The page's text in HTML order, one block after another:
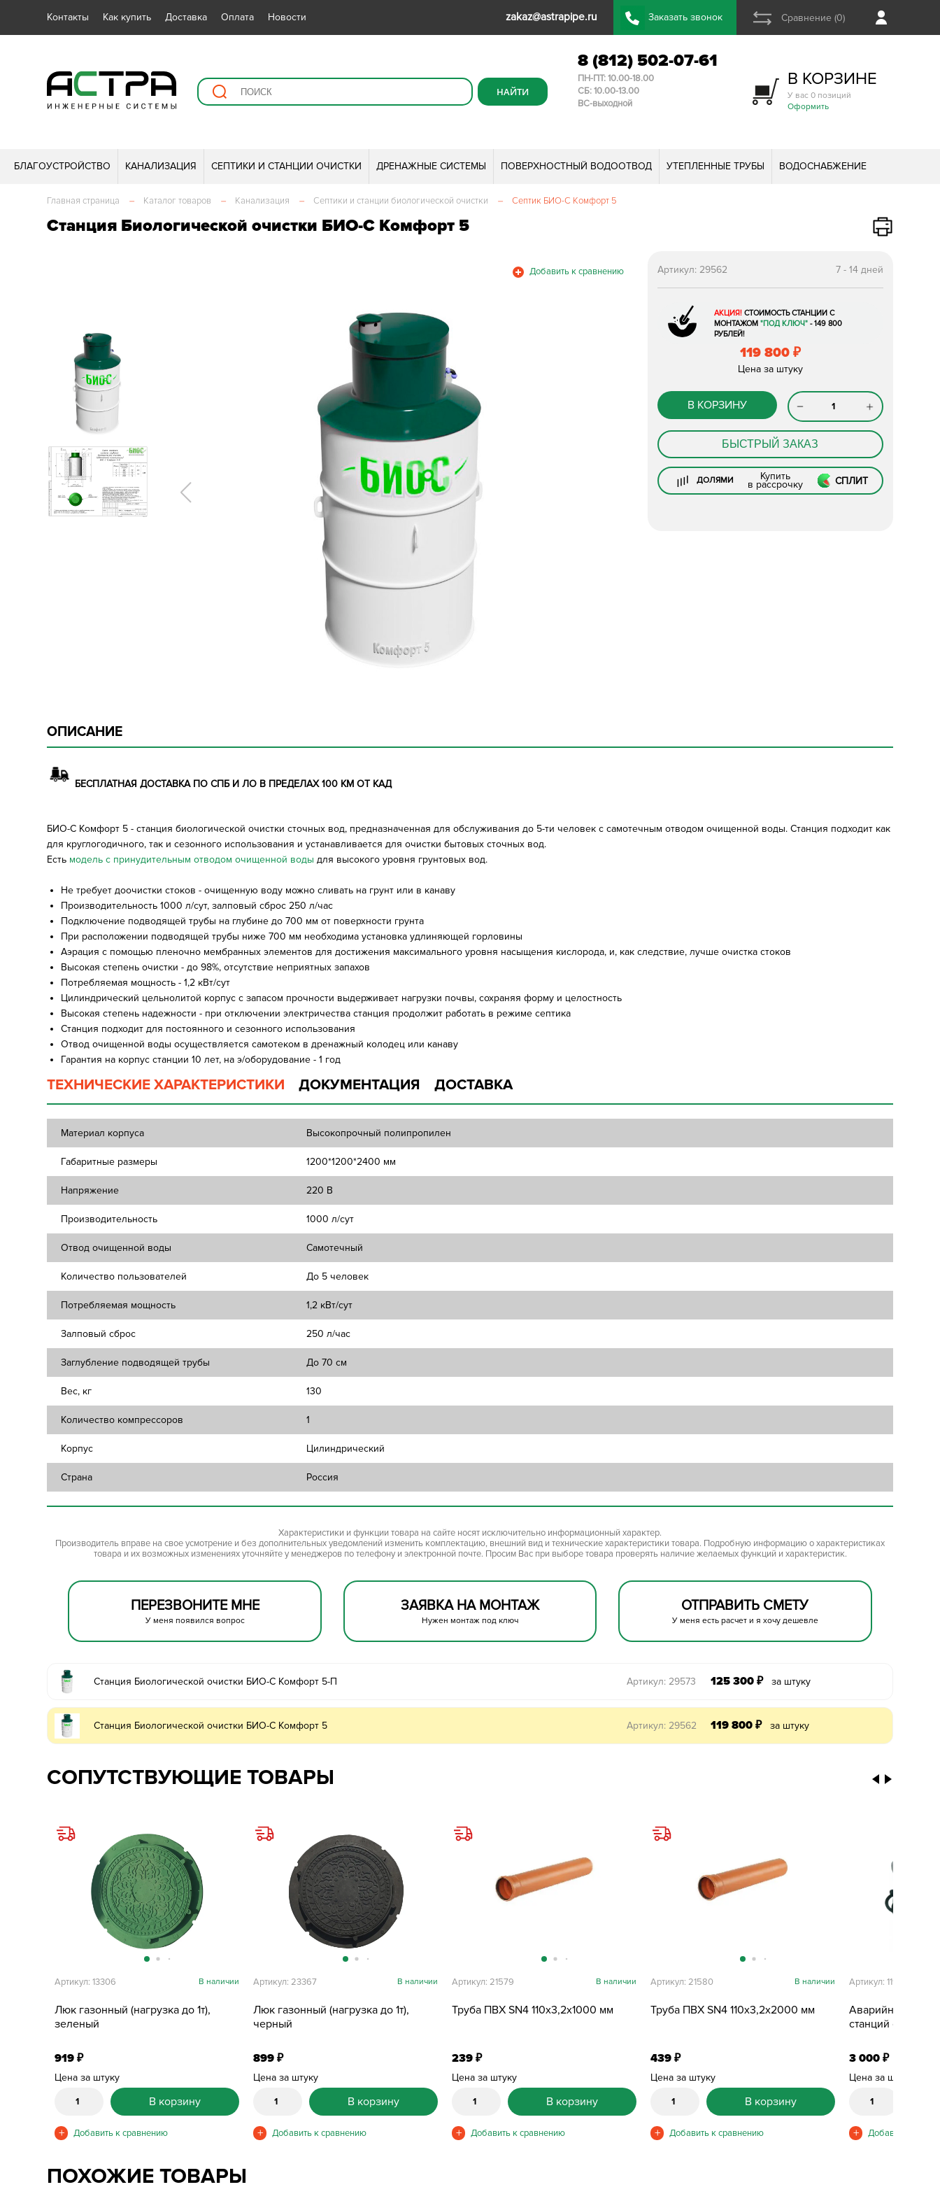
Контакты Как купить Доставка Оплата Новости zakaz@astrapipe.ru Заказать звонок Сравнение (0)
8 (812) 502-07-61
ПН-ПТ: 10.00-18.00
СБ: 10.00-13.00
ВС-выходной
В КОРЗИНЕ
У вас 0 позиций
Оформить
БЛАГОУСТРОЙСТВО КАНАЛИЗАЦИЯ СЕПТИКИ И СТАНЦИИ ОЧИСТКИ ДРЕНАЖНЫЕ СИСТЕМЫ ПОВЕРХНОСТНЫЙ ВОДООТВОД УТЕПЛЕННЫЕ ТРУБЫ ВОДОСНАБЖЕНИЕ
Главная страница – Каталог товаров – Канализация – Септики и станции биологической очистки – Септик БИО-С Комфорт 5
Станция Биологической очистки БИО-С Комфорт 5
7 - 14 дней
Артикул:29562
АКЦИЯ! СТОИМОСТЬ СТАНЦИИ С
МОНТАЖОМ "ПОД КЛЮЧ"- 149 800
РУБЛЕЙ!
119 800 ₽
Цена за штуку
В КОРЗИНУ
БЫСТРЫЙ ЗАКАЗ
ДОЛЯМИ Купить
в рассрочку СПЛИТ
ОПИСАНИЕ
БЕСПЛАТНАЯ ДОСТАВКА ПО СПБ И ЛО В ПРЕДЕЛАХ 100 КМ ОТ КАД
БИО-С Комфорт 5 - станция биологической очистки сточных вод, предназначенная для обслуживания до 5-ти человек с самотечным отводом очищенной воды. Станция подходит как
для круглогодичного, так и сезонного использования и устанавливается для очистки бытовых сточных вод.
Есть модель с принудительным отводом очищенной воды для высокого уровня грунтовых вод.
Не требует доочистки стоков - очищенную воду можно сливать на грунт или в канаву
Производительность 1000 л/сут, залповый сброс 250 л/час
Подключение подводящей трубы на глубине до 700 мм от поверхности грунта
При расположении подводящей трубы ниже 700 мм необходима установка удлиняющей горловины
Аэрация с помощью пленочно мембранных элементов для достижения максимального уровня насыщения кислорода, и, как следствие, лучше очистка стоков
Высокая степень очистки - до 98%, отсутствие неприятных запахов
Потребляемая мощность - 1,2 кВт/сут
Цилиндрический цельнолитой корпус с запасом прочности выдерживает нагрузки почвы, сохраняя форму и целостность
Высокая степень надежности - при отключении электричества станция продолжит работать в режиме септика
Станция подходит для постоянного и сезонного использования
Отвод очищенной воды осуществляется самотеком в дренажный колодец или канаву
Гарантия на корпус станции 10 лет, на э/оборудование - 1 год
ТЕХНИЧЕСКИЕ ХАРАКТЕРИСТИКИ ДОКУМЕНТАЦИЯ ДОСТАВКА
Материал корпуса Высокопрочный полипропилен
Габаритные размеры 1200*1200*2400 мм
Напряжение 220 В
Производительность 1000 л/сут
Отвод очищенной воды Самотечный
Количество пользователей До 5 человек
Потребляемая мощность 1,2 кВт/сут
Залповый сброс 250 л/час
Заглубление подводящей трубы До 70 см
Вес, кг 130
Количество компрессоров 1
Корпус Цилиндрический
Страна Россия
Характеристики и функции товара на сайте носят исключительно информационный характер.
Производитель вправе на свое усмотрение и без дополнительных уведомлений изменить комплектацию, внешний вид и технические характеристики товара. Подробную информацию о характеристиках
товара и их возможных изменениях уточняйте у менеджеров по телефону и электронной почте. Просим Вас при выборе товара проверять наличие желаемых функций и характеристик.
ПЕРЕЗВОНИТЕ МНЕ
У меня появился вопрос
ЗАЯВКА НА МОНТАЖ
Нужен монтаж под ключ
ОТПРАВИТЬ СМЕТУ
У меня есть расчет и я хочу дешевле
Станция Биологической очистки БИО-С Комфорт 5-П Артикул: 29573 125 300 ₽ за штуку
Станция Биологической очистки БИО-С Комфорт 5 Артикул: 29562 119 800 ₽ за штуку
СОПУТСТВУЮЩИЕ ТОВАРЫ
Люк газонный (нагрузка до 1т),
зеленый
Артикул: 13306 В наличии
919₽
Цена за штуку
В корзину
Люк газонный (нагрузка до 1т),
черный
Артикул: 23367 В наличии
899₽
Цена за штуку
В корзину
Труба ПВХ SN4 110х3,2х1000 мм
Артикул: 21579 В наличии
239₽
Цена за штуку
В корзину
Труба ПВХ SN4 110х3,2х2000 мм
Артикул: 21580 В наличии
439₽
Цена за штуку
В корзину
Аварийная
станций очистки
Артикул: 11979
3 000₽
Цена за штуку
ПОХОЖИЕ ТОВАРЫ